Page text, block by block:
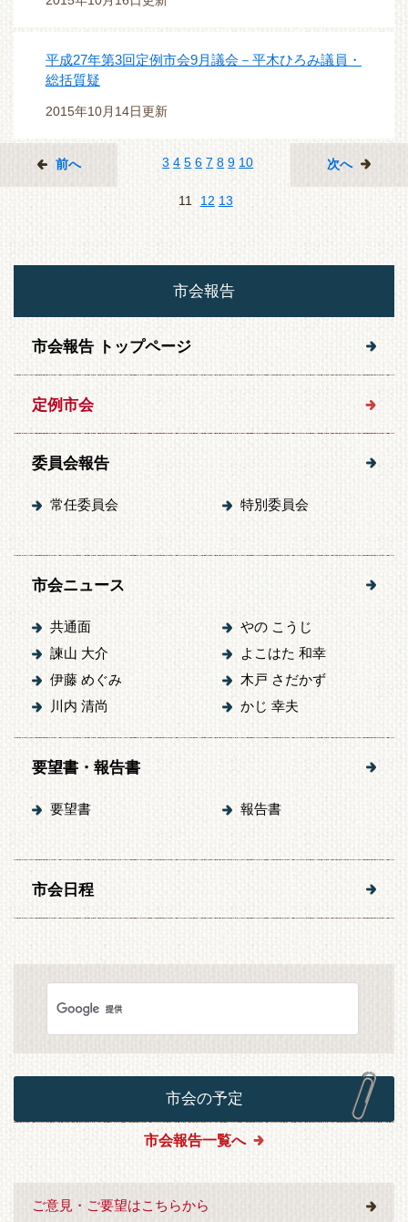
平成27年第3回定例市会9月議会－平木ひろみ議員・
総括質疑
2015年10月14日更新
前へ 3 4 5 6 7 8 9 10
11 12 13
次へ
市会報告
市会報告 トップページ
定例市会
委員会報告
常任委員会 特別委員会
市会ニュース
共通面
やの こうじ
諫山 大介
よこはた 和幸
伊藤 めぐみ
木戸 さだかず
川内 清尚
かじ 幸夫
要望書・報告書
要望書 報告書
市会日程
市会の予定
市会報告一覧へ
ご意見・ご要望はこちらから